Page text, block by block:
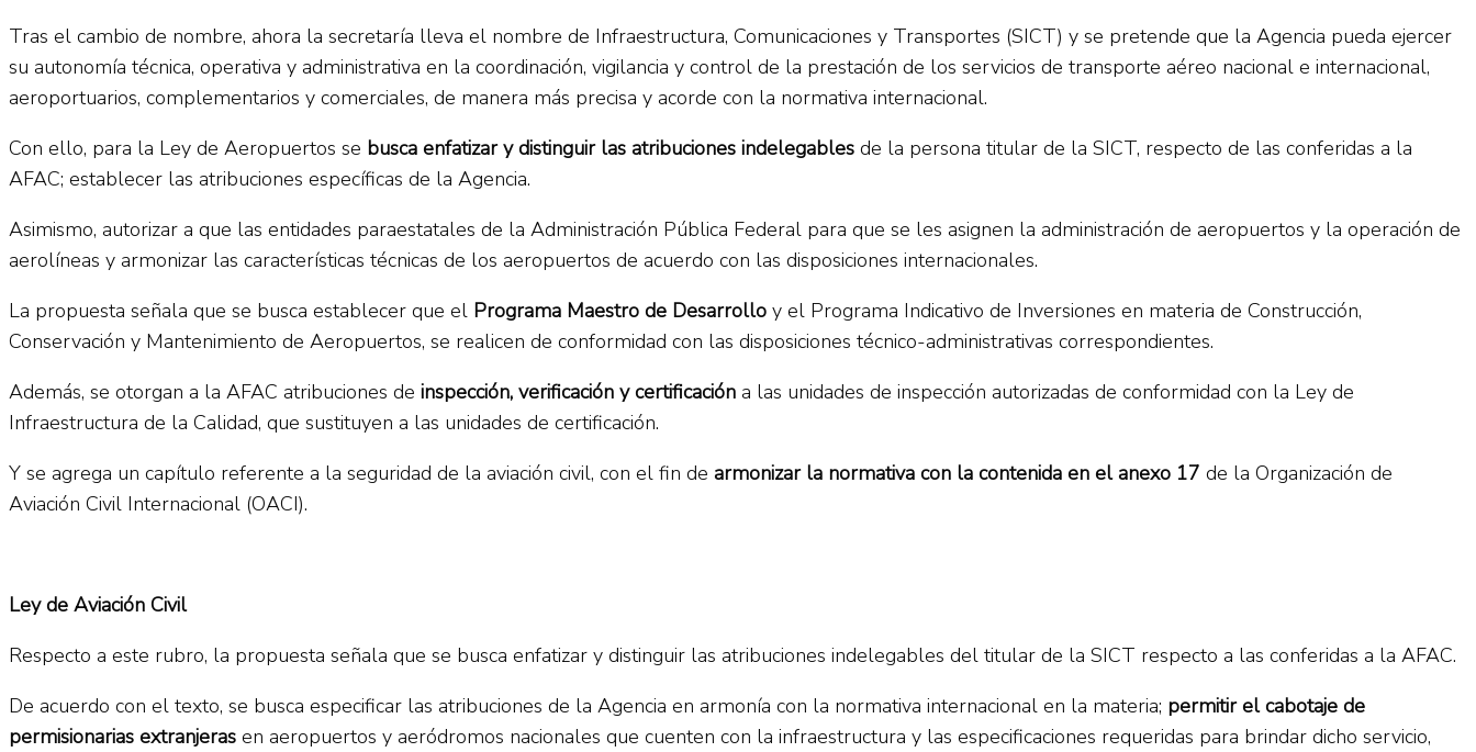
Tras el cambio de nombre, ahora la secretaría lleva el nombre de Infraestructura, Comunicaciones y Transportes (SICT) y se pretende que la Agencia pueda ejercer
su autonomía técnica, operativa y administrativa en la coordinación, vigilancia y control de la prestación de los servicios de transporte aéreo nacional e internacional,
aeroportuarios, complementarios y comerciales, de manera más precisa y acorde con la normativa internacional.
Con ello, para la Ley de Aeropuertos se busca enfatizar y distinguir las atribuciones indelegables de la persona titular de la SICT, respecto de las conferidas a la
AFAC; establecer las atribuciones específicas de la Agencia.
Asimismo, autorizar a que las entidades paraestatales de la Administración Pública Federal para que se les asignen la administración de aeropuertos y la operación de
aerolíneas y armonizar las características técnicas de los aeropuertos de acuerdo con las disposiciones internacionales.
La propuesta señala que se busca establecer que el Programa Maestro de Desarrollo y el Programa Indicativo de Inversiones en materia de Construcción,
Conservación y Mantenimiento de Aeropuertos, se realicen de conformidad con las disposiciones técnico-administrativas correspondientes.
Además, se otorgan a la AFAC atribuciones de inspección, verificación y certificación a las unidades de inspección autorizadas de conformidad con la Ley de
Infraestructura de la Calidad, que sustituyen a las unidades de certificación.
Y se agrega un capítulo referente a la seguridad de la aviación civil, con el fin de armonizar la normativa con la contenida en el anexo 17 de la Organización de
Aviación Civil Internacional (OACI).
Ley de Aviación Civil
Respecto a este rubro, la propuesta señala que se busca enfatizar y distinguir las atribuciones indelegables del titular de la SICT respecto a las conferidas a la AFAC.
De acuerdo con el texto, se busca especificar las atribuciones de la Agencia en armonía con la normativa internacional en la materia; permitir el cabotaje de
permisionarias extranjeras en aeropuertos y aeródromos nacionales que cuenten con la infraestructura y las especificaciones requeridas para brindar dicho servicio,